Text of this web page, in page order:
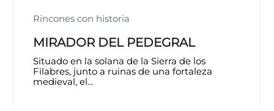
Rincones con historia
MIRADOR DEL PEDEGRAL
Situado en la solana de la Sierra de los
Filabres, junto a ruinas de una fortaleza
medieval, el...